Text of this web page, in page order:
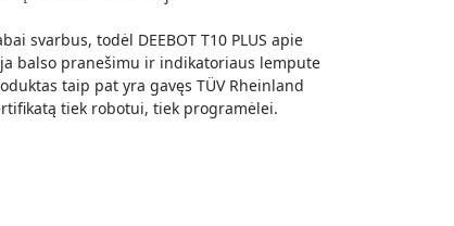
svarbus, todėl DEEBOT T10 PLUS apie
balso pranešimu ir indikatoriaus lempute
taip pat yra gavęs TÜV Rheinland
tiek robotui, tiek programėlei.